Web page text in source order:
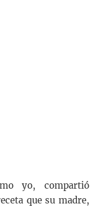
yo, compartió
que su madre,